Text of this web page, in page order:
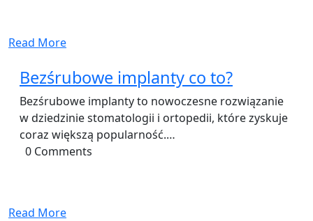
Read More
Bezśrubowe implanty co to?
Bezśrubowe implanty to nowoczesne rozwiązanie
w dziedzinie stomatologii i ortopedii, które zyskuje
coraz większą popularność.…
0 Comments
Read More